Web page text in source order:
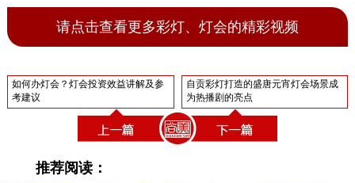
请点击查看更多彩灯、灯会的精彩视频
如何办灯会？灯会投资效益讲解及参
考建议
自贡彩灯打造的盛唐元宵灯会场景成
为热播剧的亮点
推荐阅读：